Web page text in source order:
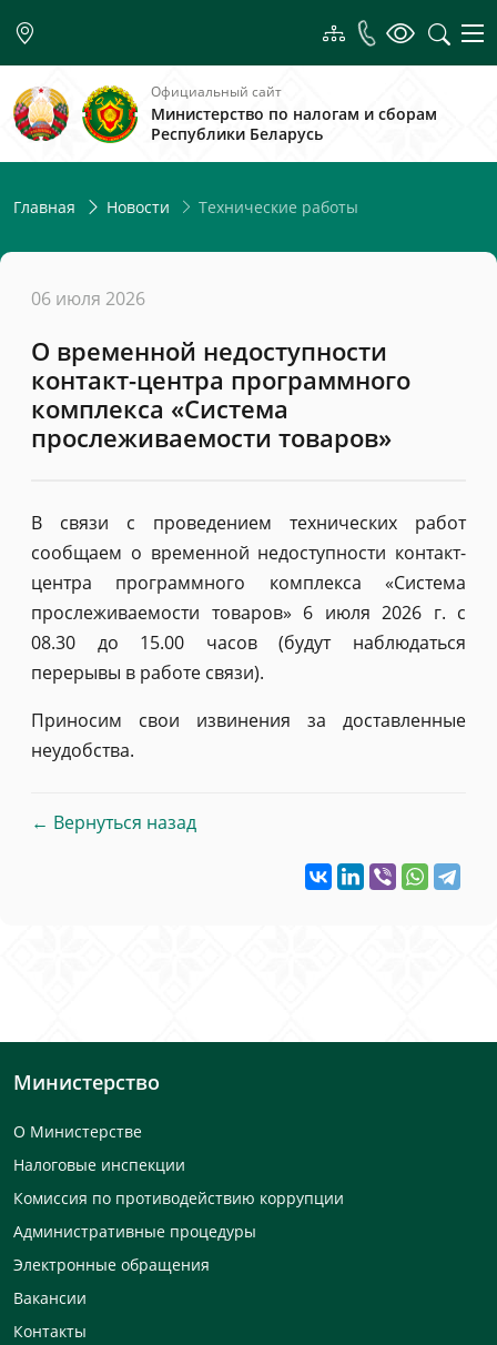
Официальный сайт
Министерство по налогам и сборам
Республики Беларусь
Главная Новости Технические работы
06 июля 2026
О временной недоступности
контакт-центра программного
комплекса «Система
прослеживаемости товаров»
В связи с проведением технических работ
сообщаем о временной недоступности контакт-
центра программного комплекса «Система
прослеживаемости товаров» 6 июля 2026 г. с
08.30 до 15.00 часов (будут наблюдаться
перерывы в работе связи).
Приносим свои извинения за доставленные
неудобства.
← Вернуться назад
Министерство
О Министерстве
Налоговые инспекции
Комиссия по противодействию коррупции
Административные процедуры
Электронные обращения
Вакансии
Контакты